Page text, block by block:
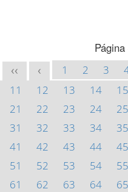
Página
<< < 1 2 3
11
12 13 14 15
21
22 23 24 25
31
32 33 34 35
41
42 43 44 45
51
52 53 54 55
61
62 63 64 65